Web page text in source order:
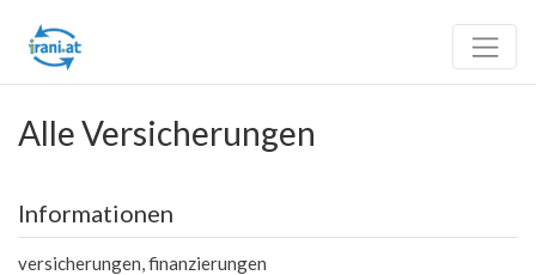
Alle Versicherungen
Informationen
versicherungen, finanzierungen